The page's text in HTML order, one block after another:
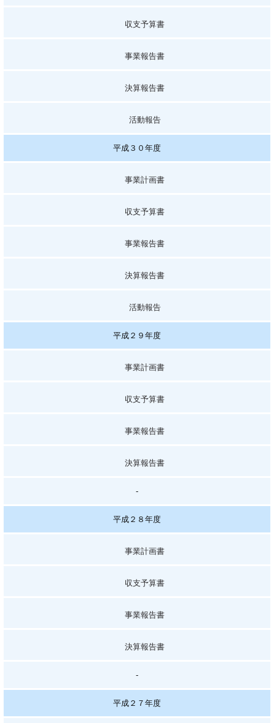
収支予算書
事業報告書
決算報告書
活動報告
平成３０年度
事業計画書
収支予算書
事業報告書
決算報告書
活動報告
平成２９年度
事業計画書
収支予算書
事業報告書
決算報告書
-
平成２８年度
事業計画書
収支予算書
事業報告書
決算報告書
-
平成２７年度